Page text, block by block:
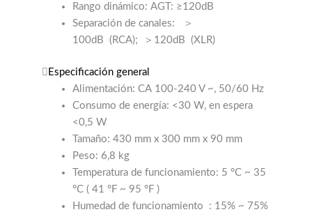
Rango dinámico: AGT: ≥120dB
Separación de canales:
＞
100dB (RCA); ＞120dB (XLR)
Especificación general
Alimentación: CA 100-240 V ~, 50/60 Hz
Consumo de energía: <30 W, en espera
<0,5 W
Tamaño: 430 mm x 300 mm x 90 mm
Peso: 6,8 kg
Temperatura de funcionamiento: 5 °C ~ 35
°C ( 41 °F ~ 95 °F)
Humedad de funcionamiento : 15% ~ 75%